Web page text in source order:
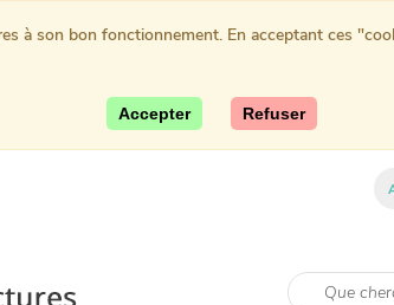
à son bon fonctionnement. En acceptant ces
Accepter Refuser